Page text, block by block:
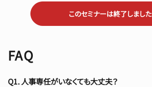
このセミナーは終了しました
FAQ
Q1. 人事専任がいなくても大丈夫？